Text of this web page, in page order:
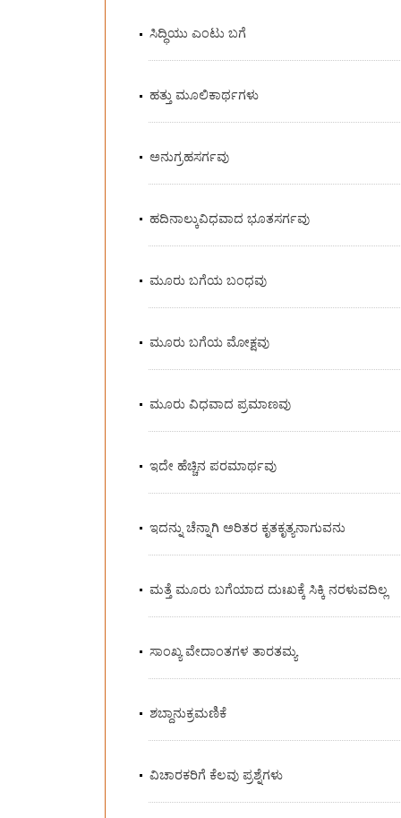
ಸಿದ್ಧಿಯು ಎಂಟು ಬಗೆ
ಹತ್ತು ಮೂಲಿಕಾರ್ಥಗಳು
ಅನುಗ್ರಹಸರ್ಗವು
ಹದಿನಾಲ್ಕುವಿಧವಾದ ಭೂತಸರ್ಗವು
ಮೂರು ಬಗೆಯ ಬಂಧವು
ಮೂರು ಬಗೆಯ ಮೋಕ್ಷವು
ಮೂರು ವಿಧವಾದ ಪ್ರಮಾಣವು
ಇದೇ ಹೆಚ್ಚಿನ ಪರಮಾರ್ಥವು
ಇದನ್ನು ಚೆನ್ನಾಗಿ ಅರಿತರ ಕೃತಕೃತ್ಯನಾಗುವನು
ಮತ್ತೆ ಮೂರು ಬಗೆಯಾದ ದುಃಖಕ್ಕೆ ಸಿಕ್ಕಿ ನರಳುವದಿಲ್ಲ
ಸಾಂಖ್ಯ ವೇದಾಂತಗಳ ತಾರತಮ್ಯ
ಶಬ್ದಾನುಕ್ರಮಣಿಕೆ
ವಿಚಾರಕರಿಗೆ ಕೆಲವು ಪ್ರಶ್ನೆಗಳು